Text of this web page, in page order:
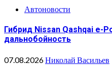
Автоновости
Гибрид Nissan Qashqai e-
дальнобойность
07.08.2026Николай Васильев